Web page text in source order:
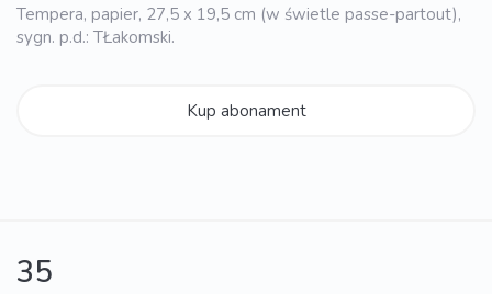
Tempera, papier, 27,5 x 19,5 cm (w świetle passe-partout),
sygn. p.d.: TŁakomski.
Kup abonament
35